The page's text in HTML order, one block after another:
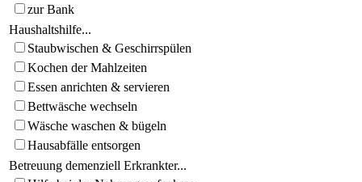
zur Bank
Haushaltshilfe...
Staubwischen & Geschirrspülen
Kochen der Mahlzeiten
Essen anrichten & servieren
Bettwäsche wechseln
Wäsche waschen & bügeln
Hausabfälle entsorgen
Betreuung demenziell Erkrankter...